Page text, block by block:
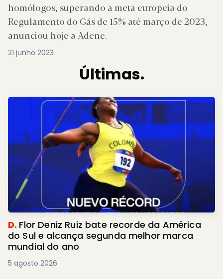
homólogos, superando a meta europeia do
Regulamento do Gás de 15% até março de 2023,
anunciou hoje a Adene.
21 junho 2023
Últimas.
D. Flor Deniz Ruiz bate recorde da América
do Sul e alcança segunda melhor marca
mundial do ano
5 agosto 2026